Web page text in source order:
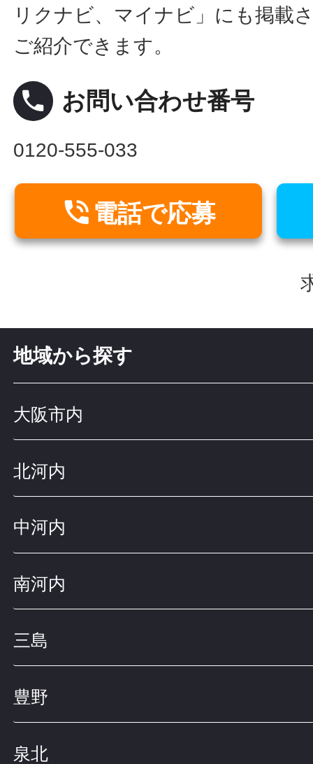
リクナビ、マイナビ」にも掲載
ご紹介できます。
local_phone お問い合わせ番号
0120-555-033
 電話で応募
地域から探す
大阪市内
北河内
中河内
南河内
三島
豊野
泉北